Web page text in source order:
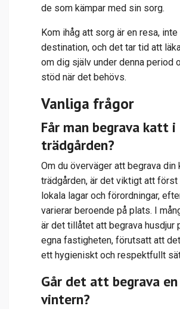
de som kämpar med sin sorg.
Kom ihåg att sorg är en resa, inte
destination, och det tar tid att
om dig själv under denna period
stöd när det behövs.
Vanliga frågor
Får man begrava katt i
trädgården?
Om du överväger att begrava din
trädgården, är det viktigt att
lokala lagar och förordningar,
varierar beroende på plats. I
är det tillåtet att begrava husdjur
egna fastigheten, förutsatt att
ett hygieniskt och respektfullt
Går det att begrava
vintern?